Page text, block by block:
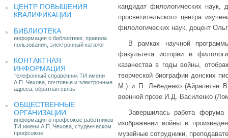
ЦЕНТР ПОВЫШЕНИЯ
КВАЛИФИКАЦИИ
БИБЛИОТЕКА
информация о библиотеке, правила
пользования, электронный каталог
КОНТАКТНАЯ
ИНФОРМАЦИЯ
телефонный справочник ТИ имени
А.П. Чехова, почтовые и электронные
адреса, обратная связь
ОБЩЕСТВЕННЫЕ
ОРГАНИЗАЦИИ
информация о профсоюзе работников
ТИ имени А.П. Чехова, студенческом
профсоюзе
кандидат филологических наук,
просветительского центра
филологических наук, доцент
В рамках научной
факультета истории и
казачества в годы войны,
творческой биографии донских
М.) и П. Лебеденко (Айрапетян
военной прозе И.Д. Василенко
Завершилась работа
изображении войны в
музейные сотрудники,